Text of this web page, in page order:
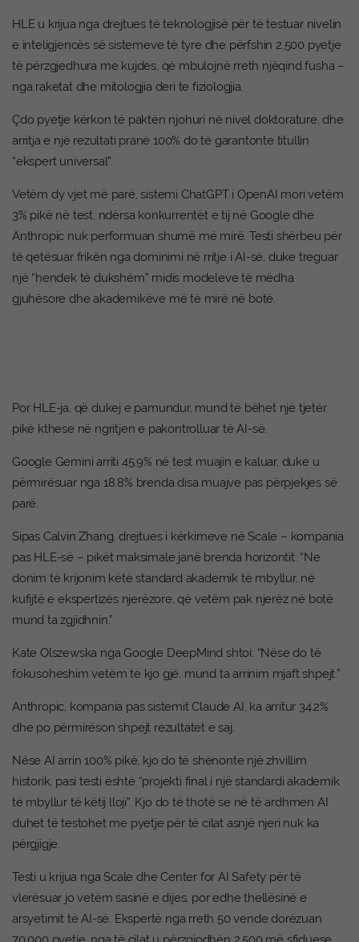
HLE u krijua nga drejtues të teknologjisë për të testuar nivelin
e inteligjencës së sistemeve të tyre dhe përfshin 2,500 pyetje
të përzgjedhura me kujdes, që mbulojnë rreth njëqind fusha –
nga raketat dhe mitologjia deri te fiziologjia.
Çdo pyetje kërkon të paktën njohuri në nivel doktorature, dhe
arritja e një rezultati pranë 100% do të garantonte titullin
“ekspert universal”.
Vetëm dy vjet më parë, sistemi ChatGPT i OpenAI mori vetëm
3% pikë në test, ndërsa konkurrentët e tij në Google dhe
Anthropic nuk performuan shumë më mirë. Testi shërbeu për
të qetësuar frikën nga dominimi në rritje i AI-së, duke treguar
një “hendek të dukshëm” midis modeleve të mëdha
gjuhësore dhe akademikëve më të mirë në botë.
Por HLE-ja, që dukej e pamundur, mund të bëhet një tjetër
pikë kthese në ngritjen e pakontrolluar të AI-së.
Google Gemini arriti 45.9% në test muajin e kaluar, duke u
përmirësuar nga 18.8% brenda disa muajve pas përpjekjes së
parë.
Sipas Calvin Zhang, drejtues i kërkimeve në Scale – kompania
pas HLE-së – pikët maksimale janë brenda horizontit: “Ne
donim të krijonim këtë standard akademik të mbyllur, në
kufijtë e ekspertizës njerëzore, që vetëm pak njerëz në botë
mund ta zgjidhnin.”
Kate Olszewska nga Google DeepMind shtoi: “Nëse do të
fokusoheshim vetëm te kjo gjë, mund ta arrinim mjaft shpejt.”
Anthropic, kompania pas sistemit Claude AI, ka arritur 34.2%
dhe po përmirëson shpejt rezultatet e saj.
Nëse AI arrin 100% pikë, kjo do të shënonte një zhvillim
historik, pasi testi është “projekti final i një standardi akademik
të mbyllur të këtij lloji”. Kjo do të thotë se në të ardhmen AI
duhet të testohet me pyetje për të cilat asnjë njeri nuk ka
përgjigje.
Testi u krijua nga Scale dhe Center for AI Safety për të
vlerësuar jo vetëm sasinë e dijes, por edhe thellësinë e
arsyetimit të AI-së. Ekspertë nga rreth 50 vende dorëzuan